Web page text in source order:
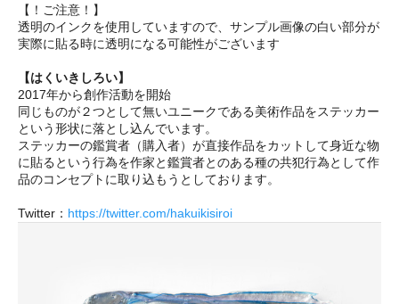
【！ご注意！】
透明のインクを使用していますので、サンプル画像の白い部分が
実際に貼る時に透明になる可能性がございます
【はくいきしろい】
2017年から創作活動を開始
同じものが２つとして無いユニークである美術作品をステッカー
という形状に落とし込んでいます。
ステッカーの鑑賞者（購入者）が直接作品をカットして身近な物
に貼るという行為を作家と鑑賞者とのある種の共犯行為として作
品のコンセプトに取り込もうとしております。
Twitter： https://twitter.com/hakuikisiroi